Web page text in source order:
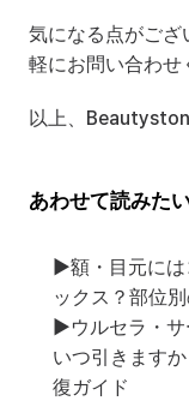
気になる点がござ
軽にお問い合わせ
以上、
あわせて読みた
▶額・目元に
ックス？部位
▶ウルセラ・
いつ引きます
復ガイド